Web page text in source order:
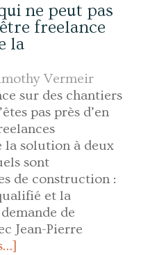
ne peut pas
freelance
la
Vermeir
sur des chantiers
pas près d’en
solution à deux
sont
de construction :
et la
de
Jean-Pierre